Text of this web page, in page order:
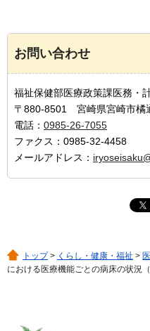
お問い合わせ
福祉保健部医療政策課医務・
〒880-8501 宮崎県宮崎市橘
電話： 0985-26-7055
ファクス：0985-32-4458
メールアドレス：
トップ> くらし・健康・福祉 >
における医療機能ごとの病床の状況（